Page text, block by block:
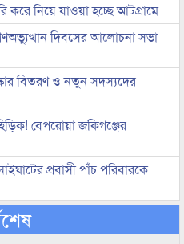
নিয়ে যাওয়া হচ্ছে আটগ্রামে
দিবসের আলোচনা সভা
বিতরণ ও নতুন সদস্যদের
বেপরোয়া জকিগঞ্জের
প্রবাসী পাঁচ পরিবারকে